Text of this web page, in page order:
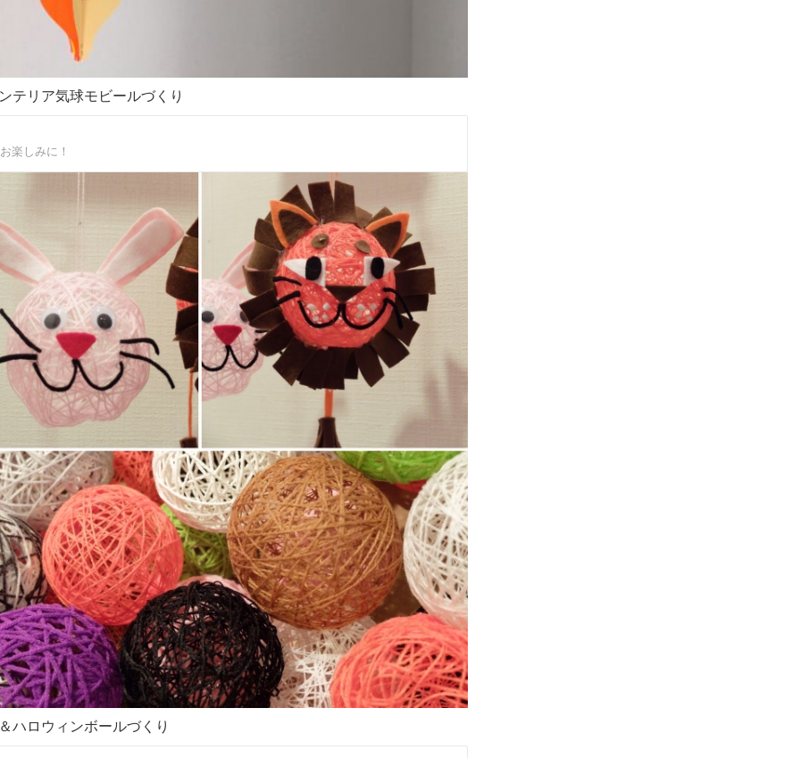
テリア気球モビールづくり
楽しみに！
ハロウィンボールづくり